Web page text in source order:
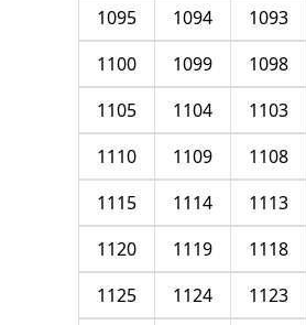
1093
1094
1095
1098
1099
1100
1103
1104
1105
1108
1109
1110
1113
1114
1115
1118
1119
1120
1123
1124
1125